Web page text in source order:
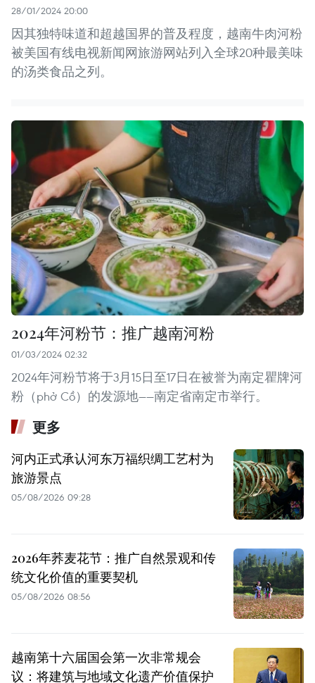
28/01/2024 20:00
因其独特味道和超越国界的普及程度，越南牛肉河粉
被美国有线电视新闻网旅游网站列入全球20种最美味
的汤类食品之列。
2024年河粉节：推广越南河粉
01/03/2024 02:32
2024年河粉节将于3月15日至17日在被誉为南定瞿牌河
粉（phở Cồ）的发源地——南定省南定市举行。
更多
河内正式承认河东万福织绸工艺村为
旅游景点
05/08/2026 09:28
2026年荞麦花节：推广自然景观和传
统文化价值的重要契机
05/08/2026 08:56
越南第十六届国会第一次非常规会
议：将建筑与地域文化遗产价值保护